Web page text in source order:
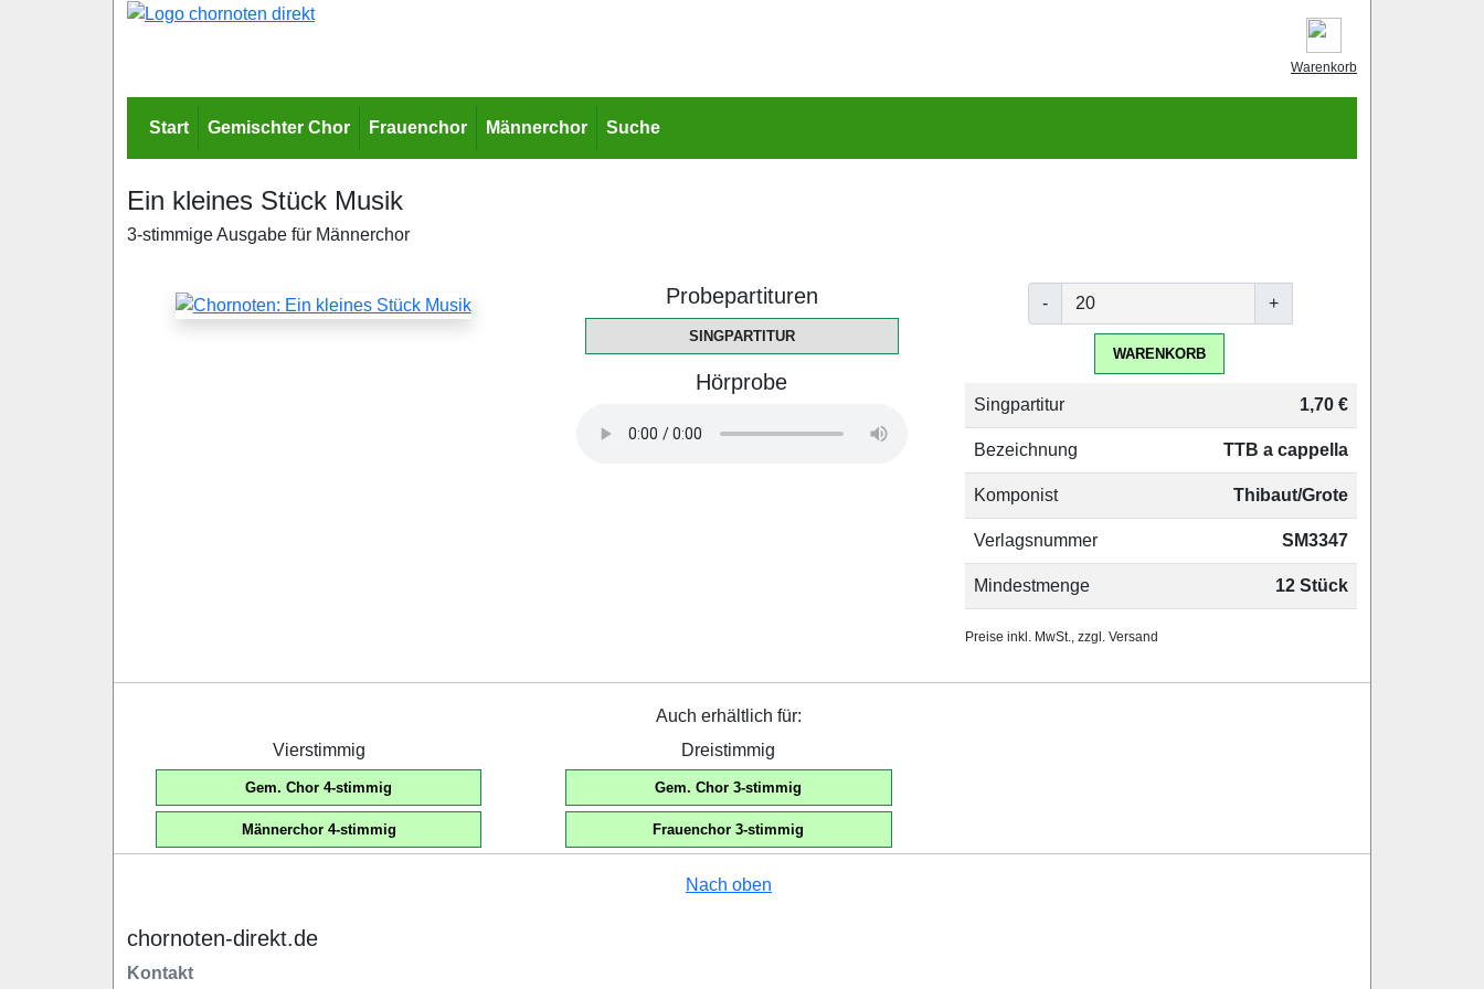
Warenkorb
Start Gemischter Chor Frauenchor Männerchor Suche
Ein kleines Stück Musik
3-stimmige Ausgabe für Männerchor
Probepartituren
SINGPARTITUR
Hörprobe
- +
WARENKORB
Singpartitur 1,70 €
Bezeichnung TTB a cappella
Komponist Thibaut/Grote
Verlagsnummer SM3347
Mindestmenge 12 Stück
Preise inkl. MwSt., zzgl. Versand
Auch erhältlich für:
Vierstimmig
Gem. Chor 4-stimmig
Männerchor 4-stimmig
Dreistimmig
Gem. Chor 3-stimmig
Frauenchor 3-stimmig
Nach oben
chornoten-direkt.de
Kontakt